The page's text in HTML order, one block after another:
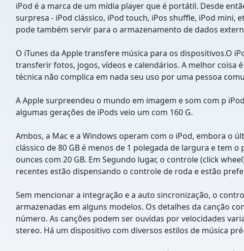
iPod é a marca de um mídia player que é portátil. Desde
surpresa - iPod clássico, iPod touch, iPos shuffle, iPod
pode também servir para o armazenamento de dados
O iTunes da Apple transfere música para os dispositivos.O
transferir fotos, jogos, vídeos e calendários. A melhor coisa
técnica não complica em nada seu uso por uma pessoa
A Apple surpreendeu o mundo em imagem e som com p
algumas gerações de iPods veio um com 160 G.
Ambos, a Mac e a Windows operam com o iPod, embora o
clássico de 80 GB é menos de 1 polegada de largura e tem
ounces com 20 GB. Em Segundo lugar, o controle (click
recentes estão dispensando o controle de roda e estão
Sem mencionar a integração e a auto sincronização, o
armazenadas em alguns modelos. Os detalhes da canção
número. As canções podem ser ouvidas por velocidades
stereo. Há um dispositivo com diversos estilos de música